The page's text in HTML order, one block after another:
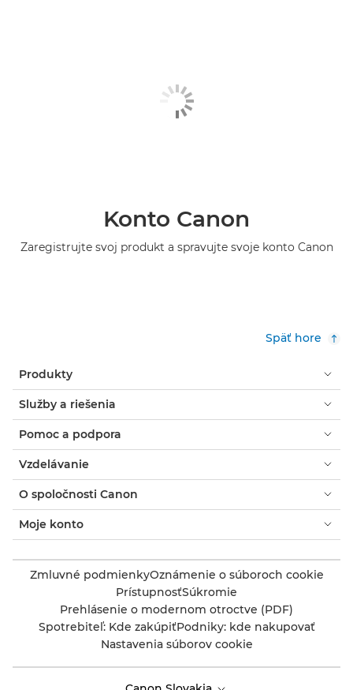
Konto Canon
Zaregistrujte svoj produkt a spravujte svoje konto Canon
Späť hore
Produkty
Služby a riešenia
Pomoc a podpora
Vzdelávanie
O spoločnosti Canon
Moje konto
Zmluvné podmienkyOznámenie o súboroch cookie
PrístupnosťSúkromie
Prehlásenie o modernom otroctve (PDF)
Spotrebiteľ: Kde zakúpiťPodniky: kde nakupovať
Nastavenia súborov cookie